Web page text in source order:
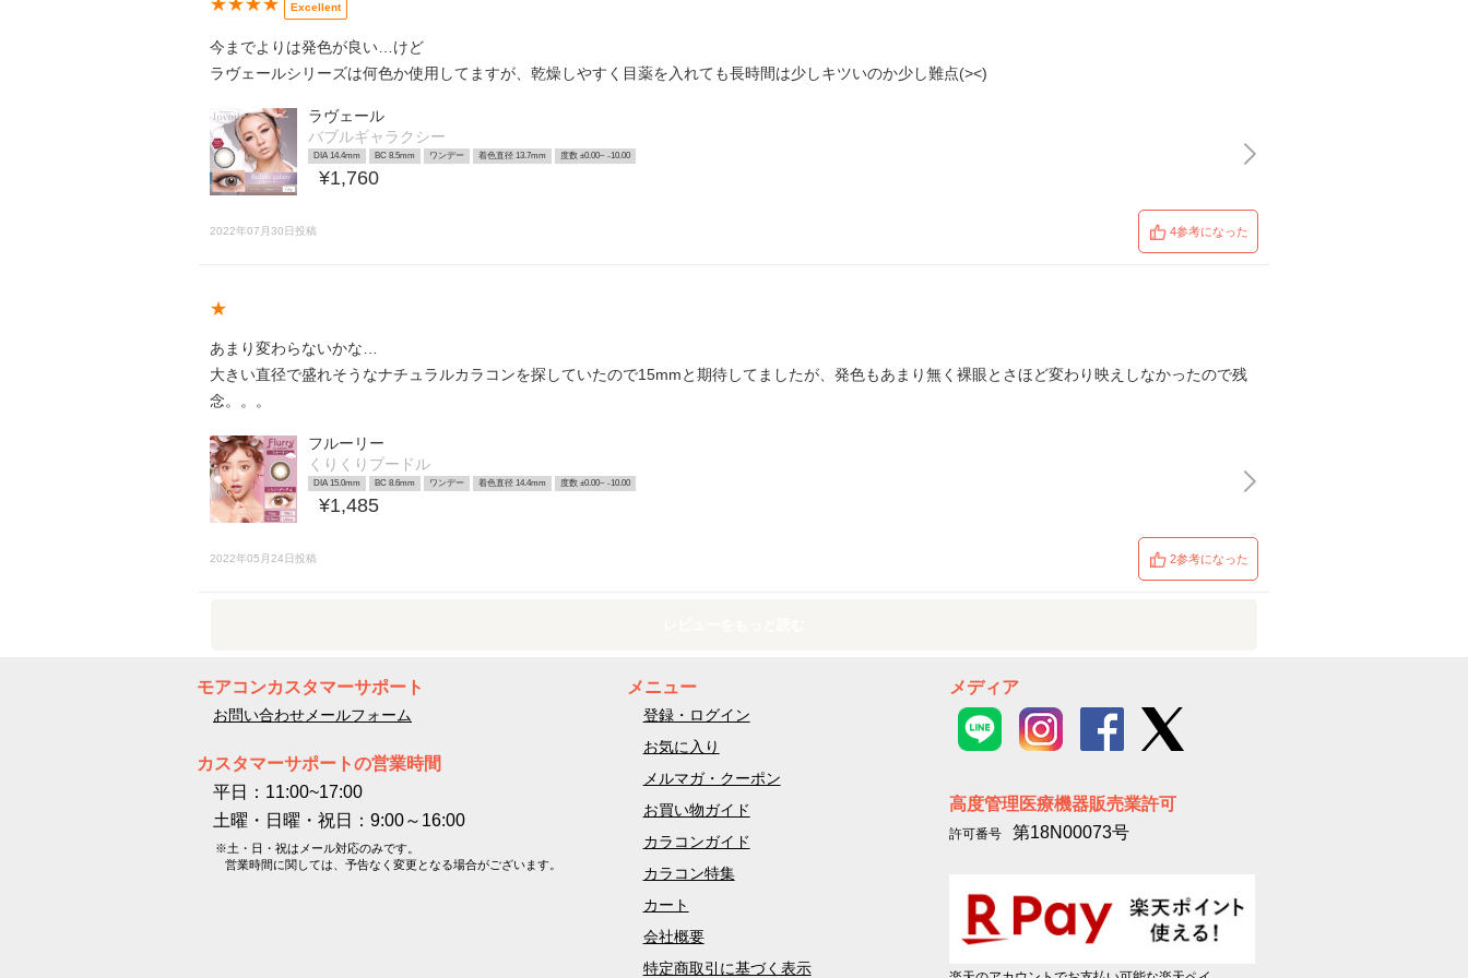
★★★★ Excellent
今までよりは発色が良い…けど
ラヴェールシリーズは何色か使用してますが、乾燥しやすく目薬を入れても長時間は少しキツいのか少し難点(><)
ラヴェール
バブルギャラクシー
DIA 14.4mm BC 8.5mm ワンデー 着色直径 13.7mm 度数 ±0.00~ -10.00
¥1,760
2022年07月30日投稿 4参考になった
★
あまり変わらないかな…
大きい直径で盛れそうなナチュラルカラコンを探していたので15mmと期待してましたが、発色もあまり無く裸眼とさほど変わり映えしなかったので残
念。。。
フルーリー
くりくりプードル
DIA 15.0mm BC 8.6mm ワンデー 着色直径 14.4mm 度数 ±0.00~ -10.00
¥1,485
2022年05月24日投稿 2参考になった
モアコンカスタマーサポート
お問い合わせメールフォーム
カスタマーサポートの営業時間
平日：11:00~17:00
土曜・日曜・祝日：9:00～16:00
※土・日・祝はメール対応のみです。
営業時間に関しては、予告なく変更となる場合がございます。
メニュー
登録・ログイン
お気に入り
メルマガ・クーポン
お買い物ガイド
カラコンガイド
カラコン特集
カート
会社概要
特定商取引に基づく表示
メディア
高度管理医療機器販売業許可
許可番号 第18N00073号